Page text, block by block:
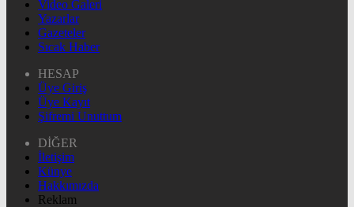
Video Galeri
Yazarlar
Gazeteler
Sıcak Haber
HESAP
Üye Giriş
Üye Kayıt
Şifremi Unuttum
DİĞER
İletişim
Künye
Hakkımızda
Reklam